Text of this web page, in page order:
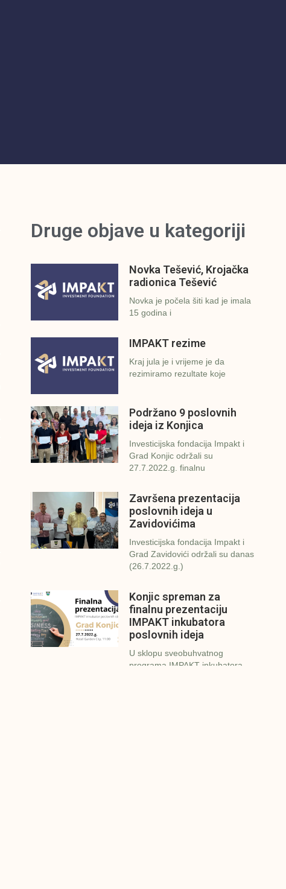
Druge objave u kategoriji
Novka Tešević, Krojačka
radionica Tešević
Novka je počela šiti kad je imala
15 godina i
IMPAKT rezime
Kraj jula je i vrijeme je da
rezimiramo rezultate koje
Podržano 9 poslovnih
ideja iz Konjica
Investicijska fondacija Impakt i
Grad Konjic održali su
27.7.2022.g. finalnu
Završena prezentacija
poslovnih ideja u
Zavidovićima
Investicijska fondacija Impakt i
Grad Zavidovići održali su danas
(26.7.2022.g.)
Konjic spreman za
finalnu prezentaciju
IMPAKT inkubatora
poslovnih ideja
U sklopu sveobuhvatnog
programa IMPAKT inkubatora